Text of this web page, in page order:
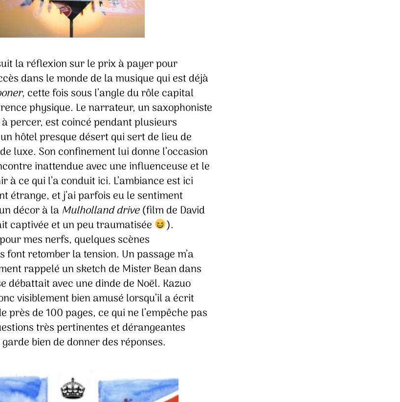
la réflexion sur le prix à payer pour
dans le monde de la musique qui est déjà
, cette fois sous l’angle du rôle capital
physique. Le narrateur, un saxophoniste
à percer, est coincé pendant plusieurs
hôtel presque désert qui sert de lieu de
luxe. Son confinement lui donne l’occasion
inattendue avec une influenceuse et le
à ce qui l’a conduit ici. L’ambiance est ici
étrange, et j’ai parfois eu le sentiment
décor à la Mulholland drive(film de David
captivée et un peu traumatisée
).
mes nerfs, quelques scènes
font retomber la tension. Un passage m’a
rappelé un sketch de Mister Bean dans
débattait avec une dinde de Noël. Kazuo
visiblement bien amusé lorsqu’il a écrit
près de 100 pages, ce qui ne l’empêche pas
très pertinentes et dérangeantes
bien de donner des réponses.